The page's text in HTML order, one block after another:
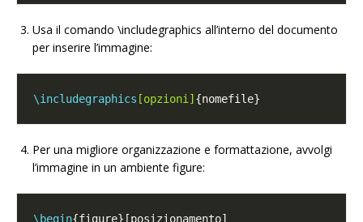
Usa il comando \includegraphics all’interno del documento
per inserire l’immagine:
\includegraphics [opzioni]
Per una migliore organizzazione e formattazione, avvolgi
l’immagine in un ambiente figure:
\begin